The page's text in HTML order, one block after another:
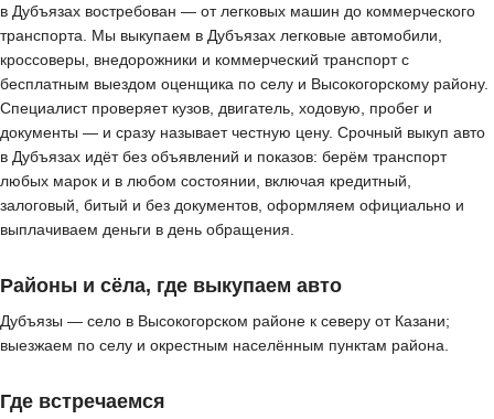
в Дубъязах востребован — от легковых машин до коммерческого
транспорта. Мы выкупаем в Дубъязах легковые автомобили,
кроссоверы, внедорожники и коммерческий транспорт с
бесплатным выездом оценщика по селу и Высокогорскому району.
Специалист проверяет кузов, двигатель, ходовую, пробег и
документы — и сразу называет честную цену. Срочный выкуп авто
в Дубъязах идёт без объявлений и показов: берём транспорт
любых марок и в любом состоянии, включая кредитный,
залоговый, битый и без документов, оформляем официально и
выплачиваем деньги в день обращения.
Районы и сёла, где выкупаем авто
Дубъязы — село в Высокогорском районе к северу от Казани;
выезжаем по селу и окрестным населённым пунктам района.
Где встречаемся